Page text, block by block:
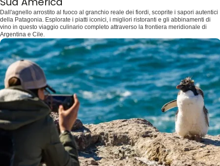
Dall'agnello arrostito al fuoco al granchio reale dei fiordi, scoprite i sapori autentici
della Patagonia. Esplorate i piatti iconici, i migliori ristoranti e gli abbinamenti di
vino in questo viaggio culinario completo attraverso la frontiera meridionale di
Argentina e Cile.